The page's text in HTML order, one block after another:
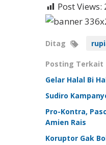
Post Views:
Ditag
Posting Terkait
Gelar Halal Bi
Sudiro
Pro-Kontra,
Amien Rais
Koruptor Gak